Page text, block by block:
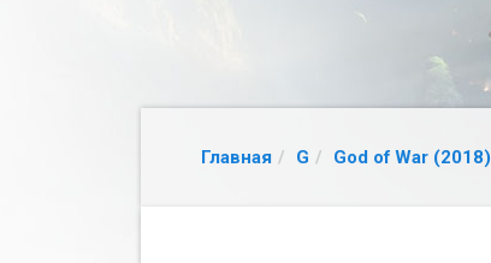
Главная G God of War (2018)